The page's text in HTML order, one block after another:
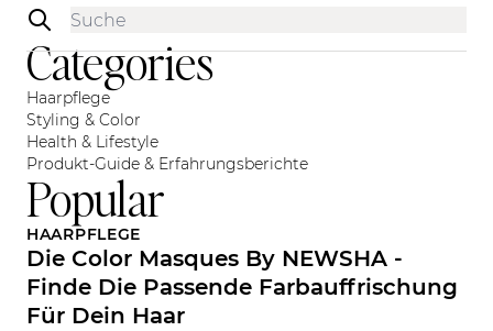
Sidebar
Categories
Haarpflege
Styling & Color
Health & Lifestyle
Produkt-Guide & Erfahrungsberichte
Popular
HAARPFLEGE
Die Color Masques By NEWSHA -
Finde Die Passende Farbauffrischung
Für Dein Haar